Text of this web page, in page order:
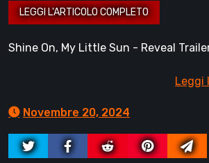
Shine On, My Little Sun - Reveal
Leggi
Novembre 20, 2024